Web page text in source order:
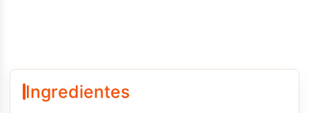
Ingredientes